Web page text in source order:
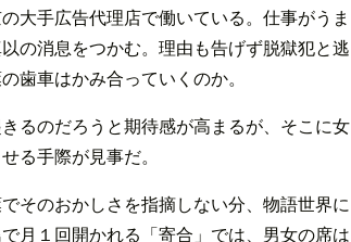
大手広告代理店で働いている。仕事がうま
の消息をつかむ。理由も告げず脱獄犯と逃
歯車はかみ合っていくのか。
るのだろうと期待感が高まるが、そこに女
る手際が見事だ。
そのおかしさを指摘しない分、物語世界に
月１回開かれる「寄合」では、男女の席は